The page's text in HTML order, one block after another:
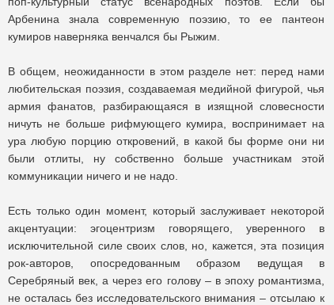
Арбенина знала современную поэзию, то ее пантеон
кумиров наверняка венчался бы Рыжим.
В общем, неожиданности в этом разделе нет: перед нами
любительская поэзия, создаваемая медийной фигурой, чья
армия фанатов, разбирающаяся в изящной словесности
ничуть не больше рифмующего кумира, воспринимает на
ура любую порцию откровений, в какой бы форме они ни
были отлиты, ну собственно больше участникам этой
коммуникации ничего и не надо.
Есть только один момент, который заслуживает некоторой
акцентуации: эгоцентризм говорящего, уверенного в
исключительной силе своих слов, но, кажется, эта позиция
рок-авторов, опосредованным образом ведущая в
Серебряный век, а через его голову ‒ в эпоху романтизма,
не осталась без исследовательского внимания ‒ отсылаю к